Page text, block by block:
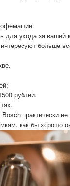
для ухода за вашей
больше
рублей.
практически
как бы хорошо